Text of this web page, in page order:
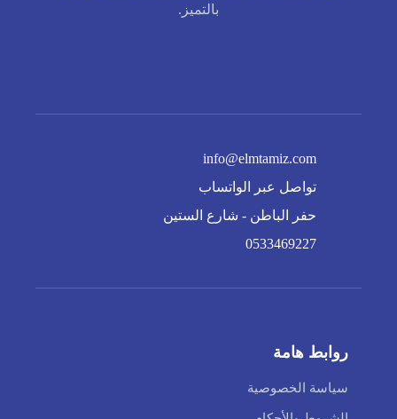
بالتميز.
info@elmtamiz.com
تواصل عبر الواتساب
حفر الباطن - شارع الستين
0533469227
روابط هامة
سياسة الخصوصية